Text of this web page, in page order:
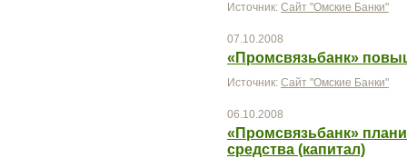
Источник: Сайт "Омские Банки"
07.10.2008
«Промсвязьбанк»
Источник: Сайт "Омские Банки"
06.10.2008
«Промсвязьбанк»
средства (капитал)